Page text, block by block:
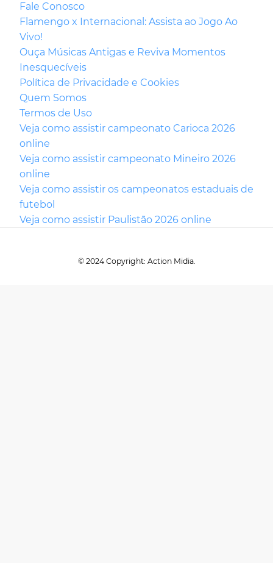
Fale Conosco
Flamengo x Internacional: Assista ao Jogo Ao
Vivo!
Ouça Músicas Antigas e Reviva Momentos
Inesquecíveis
Política de Privacidade e Cookies
Quem Somos
Termos de Uso
Veja como assistir campeonato Carioca 2026
online
Veja como assistir campeonato Mineiro 2026
online
Veja como assistir os campeonatos estaduais de
futebol
Veja como assistir Paulistão 2026 online
© 2024 Copyright: Action Midia.